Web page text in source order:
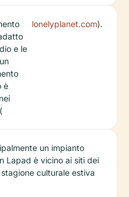
e le
è
lonelyplanet.com).
un impianto
Lapad è vicino ai siti dei
culturale estiva